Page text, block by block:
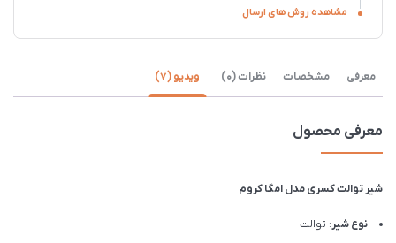
مشاهده روش های ارسال
معرفی مشخصات نظرات (0) ویدیو (7)
معرفی محصول
شیر توالت کسری مدل امگا کروم
نوع شیر: توالت